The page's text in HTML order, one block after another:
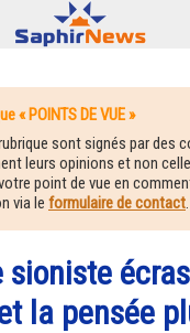
« POINTS DE VUE »
sont signés par des
leurs opinions et non
point de vue en
via le formulaire de contact.
sioniste
la pensée